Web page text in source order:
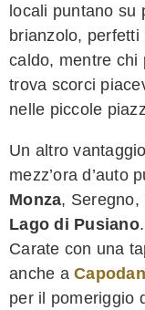
locali puntano su
brianzolo, perfetti
caldo, mentre chi
trova scorci
nelle piccole
Un altro
mezz’ora d’auto
Monza, Seregno,
Lago di Pusiano
Carate con una
anche a
per il pomeriggio